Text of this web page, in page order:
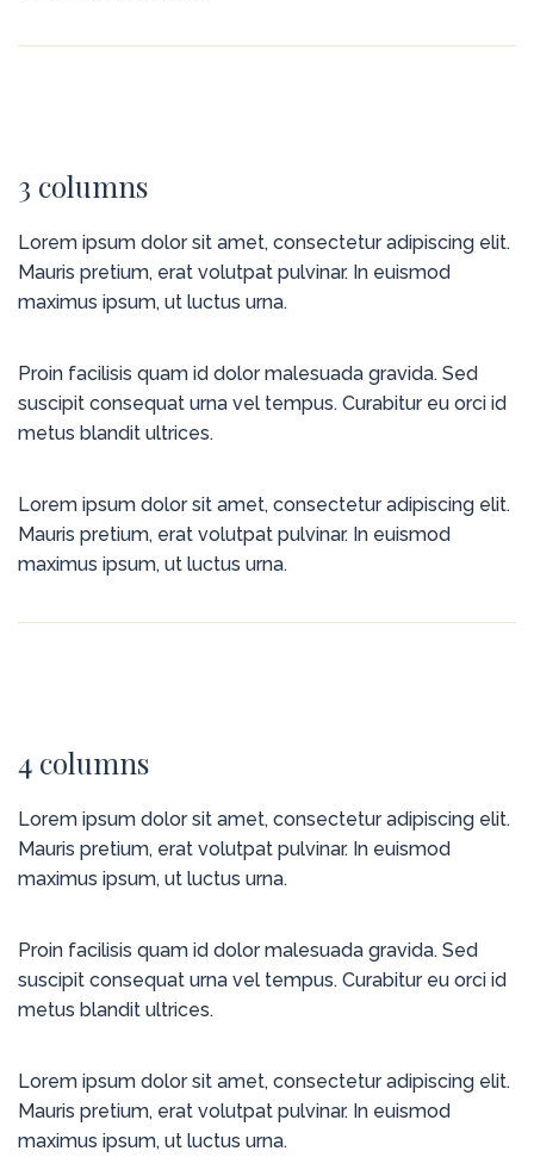
3 columns
Lorem ipsum dolor sit amet, consectetur adipiscing elit.
Mauris pretium, erat volutpat pulvinar. In euismod
maximus ipsum, ut luctus urna.
Proin facilisis quam id dolor malesuada gravida. Sed
suscipit consequat urna vel tempus. Curabitur eu orci id
metus blandit ultrices.
Lorem ipsum dolor sit amet, consectetur adipiscing elit.
Mauris pretium, erat volutpat pulvinar. In euismod
maximus ipsum, ut luctus urna.
4 columns
Lorem ipsum dolor sit amet, consectetur adipiscing elit.
Mauris pretium, erat volutpat pulvinar. In euismod
maximus ipsum, ut luctus urna.
Proin facilisis quam id dolor malesuada gravida. Sed
suscipit consequat urna vel tempus. Curabitur eu orci id
metus blandit ultrices.
Lorem ipsum dolor sit amet, consectetur adipiscing elit.
Mauris pretium, erat volutpat pulvinar. In euismod
maximus ipsum, ut luctus urna.